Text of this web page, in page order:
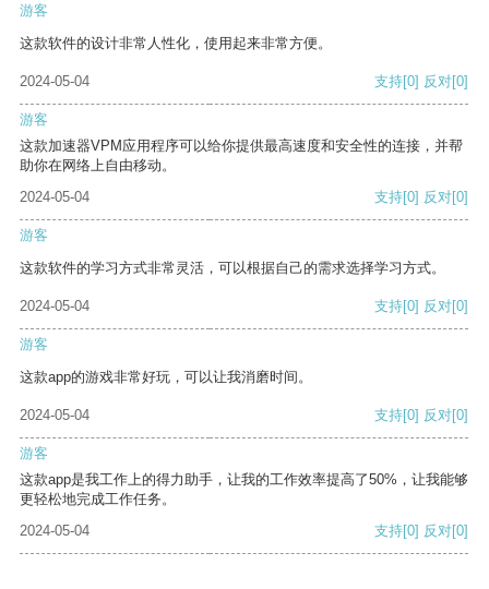
游客
这款软件的设计非常人性化，使用起来非常方便。
2024-05-04 支持[0] 反对[0]
游客
这款加速器VPM应用程序可以给你提供最高速度和安全性的连接，并帮
助你在网络上自由移动。
2024-05-04
支持[0] 反对[0]
游客
这款软件的学习方式非常灵活，可以根据自己的需求选择学习方式。
2024-05-04 支持[0] 反对[0]
游客
这款app的游戏非常好玩，可以让我消磨时间。
2024-05-04 支持[0] 反对[0]
游客
这款app是我工作上的得力助手，让我的工作效率提高了50%，让我能够
更轻松地完成工作任务。
2024-05-04
支持[0] 反对[0]